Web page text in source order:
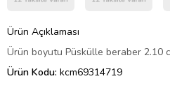
Ürün Açıklaması
Ürün boyutu Püskülle beraber 2.10
Ürün Kodu: kcm69314719